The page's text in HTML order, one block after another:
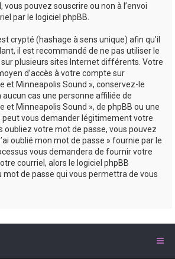
vous pouvez souscrire ou non à l’envoi
par le logiciel phpBB.
crypté (hashage à sens unique) afin qu’il
il est recommandé de ne pas utiliser le
plusieurs sites Internet différents. Votre
d’accès à votre compte sur
et Minneapolis Sound », conservez-le
cas une personne affiliée de
et Minneapolis Sound », de phpBB ou une
peut vous demander légitimement votre
oubliez votre mot de passe, vous pouvez
oublié mon mot de passe » fournie par le
vous demandera de fournir votre
courriel, alors le logiciel phpBB
mot de passe qui vous permettra de vous